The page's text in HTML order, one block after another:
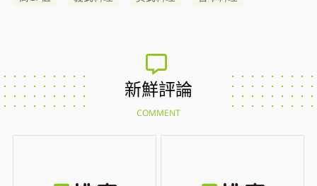
新鮮評論
COMMENT